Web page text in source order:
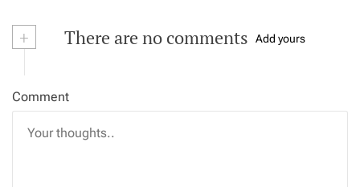
+ There are no comments Add yours
Comment